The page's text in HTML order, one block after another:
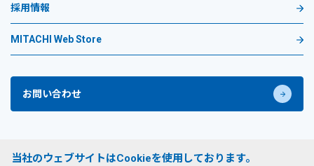
採用情報
MITACHI Web Store
お問い合わせ
当社のウェブサイトはCookieを使用しております。